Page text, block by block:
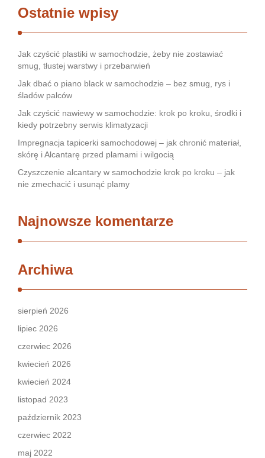
Ostatnie wpisy
Jak czyścić plastiki w samochodzie, żeby nie zostawiać
smug, tłustej warstwy i przebarwień
Jak dbać o piano black w samochodzie – bez smug, rys i
śladów palców
Jak czyścić nawiewy w samochodzie: krok po kroku, środki i
kiedy potrzebny serwis klimatyzacji
Impregnacja tapicerki samochodowej – jak chronić materiał,
skórę i Alcantarę przed plamami i wilgocią
Czyszczenie alcantary w samochodzie krok po kroku – jak
nie zmechacić i usunąć plamy
Najnowsze komentarze
Archiwa
sierpień 2026
lipiec 2026
czerwiec 2026
kwiecień 2026
kwiecień 2024
listopad 2023
październik 2023
czerwiec 2022
maj 2022